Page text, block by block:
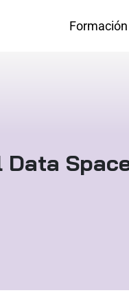
Formación
Data